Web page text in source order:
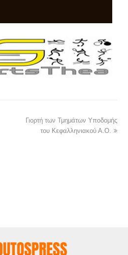
Γιορτή των Τμημάτων Υποδομής
του Κεφαλληνιακού Α.Ο.